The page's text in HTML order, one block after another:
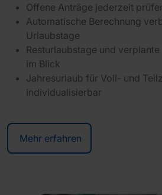
Offene Anträge jederzeit
Automatische Berechnung
Urlaubstage
Resturlaubstage und
im Blick
Jahresurlaub für Voll- und
individualisierbar
Mehr erfahren